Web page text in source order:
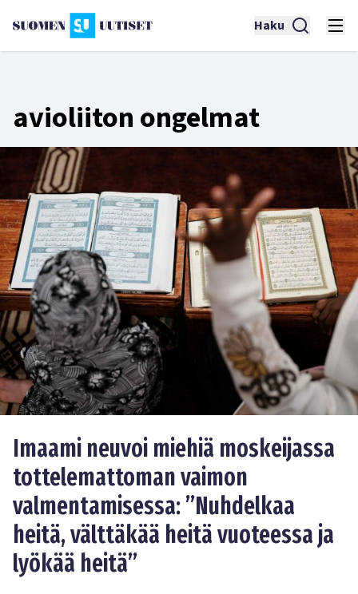
Haku
avioliiton ongelmat
Imaami neuvoi miehiä moskeijassa
tottelemattoman vaimon
valmentamisessa: ”Nuhdelkaa
heitä, välttäkää heitä vuoteessa ja
lyökää heitä”